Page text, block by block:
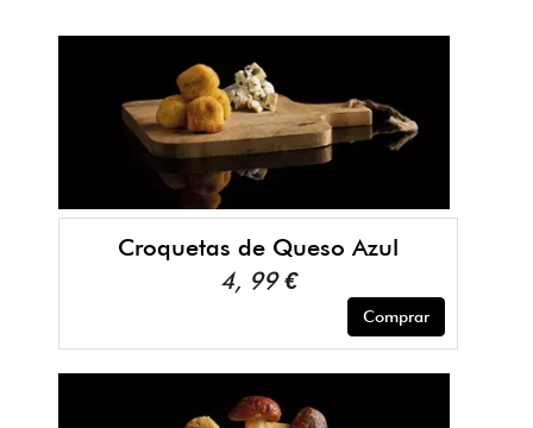
Croquetas de Queso Azul
4, 99 €
Comprar